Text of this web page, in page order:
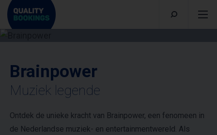
Brainpower
Muziek legende
Ontdek de unieke kracht van Brainpower, een fenomeen in
de Nederlandse muziek- en entertainmentwereld. Als